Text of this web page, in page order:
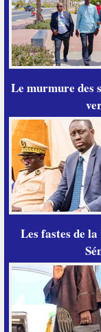
Le murmure des
Les fastes de